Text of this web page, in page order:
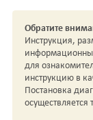
Обратите
Инструкция,
для
инструкцию в
Постановка